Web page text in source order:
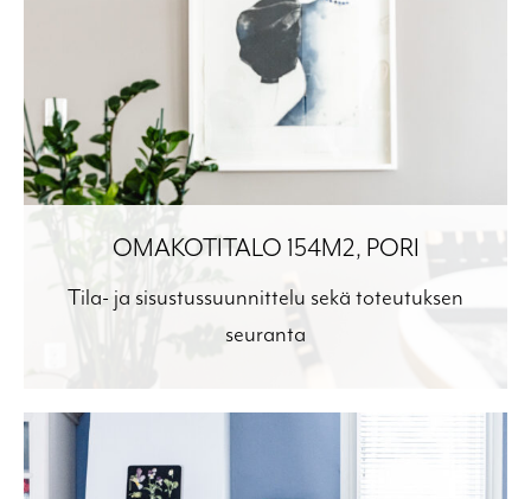
OMAKOTITALO 154M2, PORI
Tila- ja sisustussuunnittelu sekä toteutuksen
seuranta